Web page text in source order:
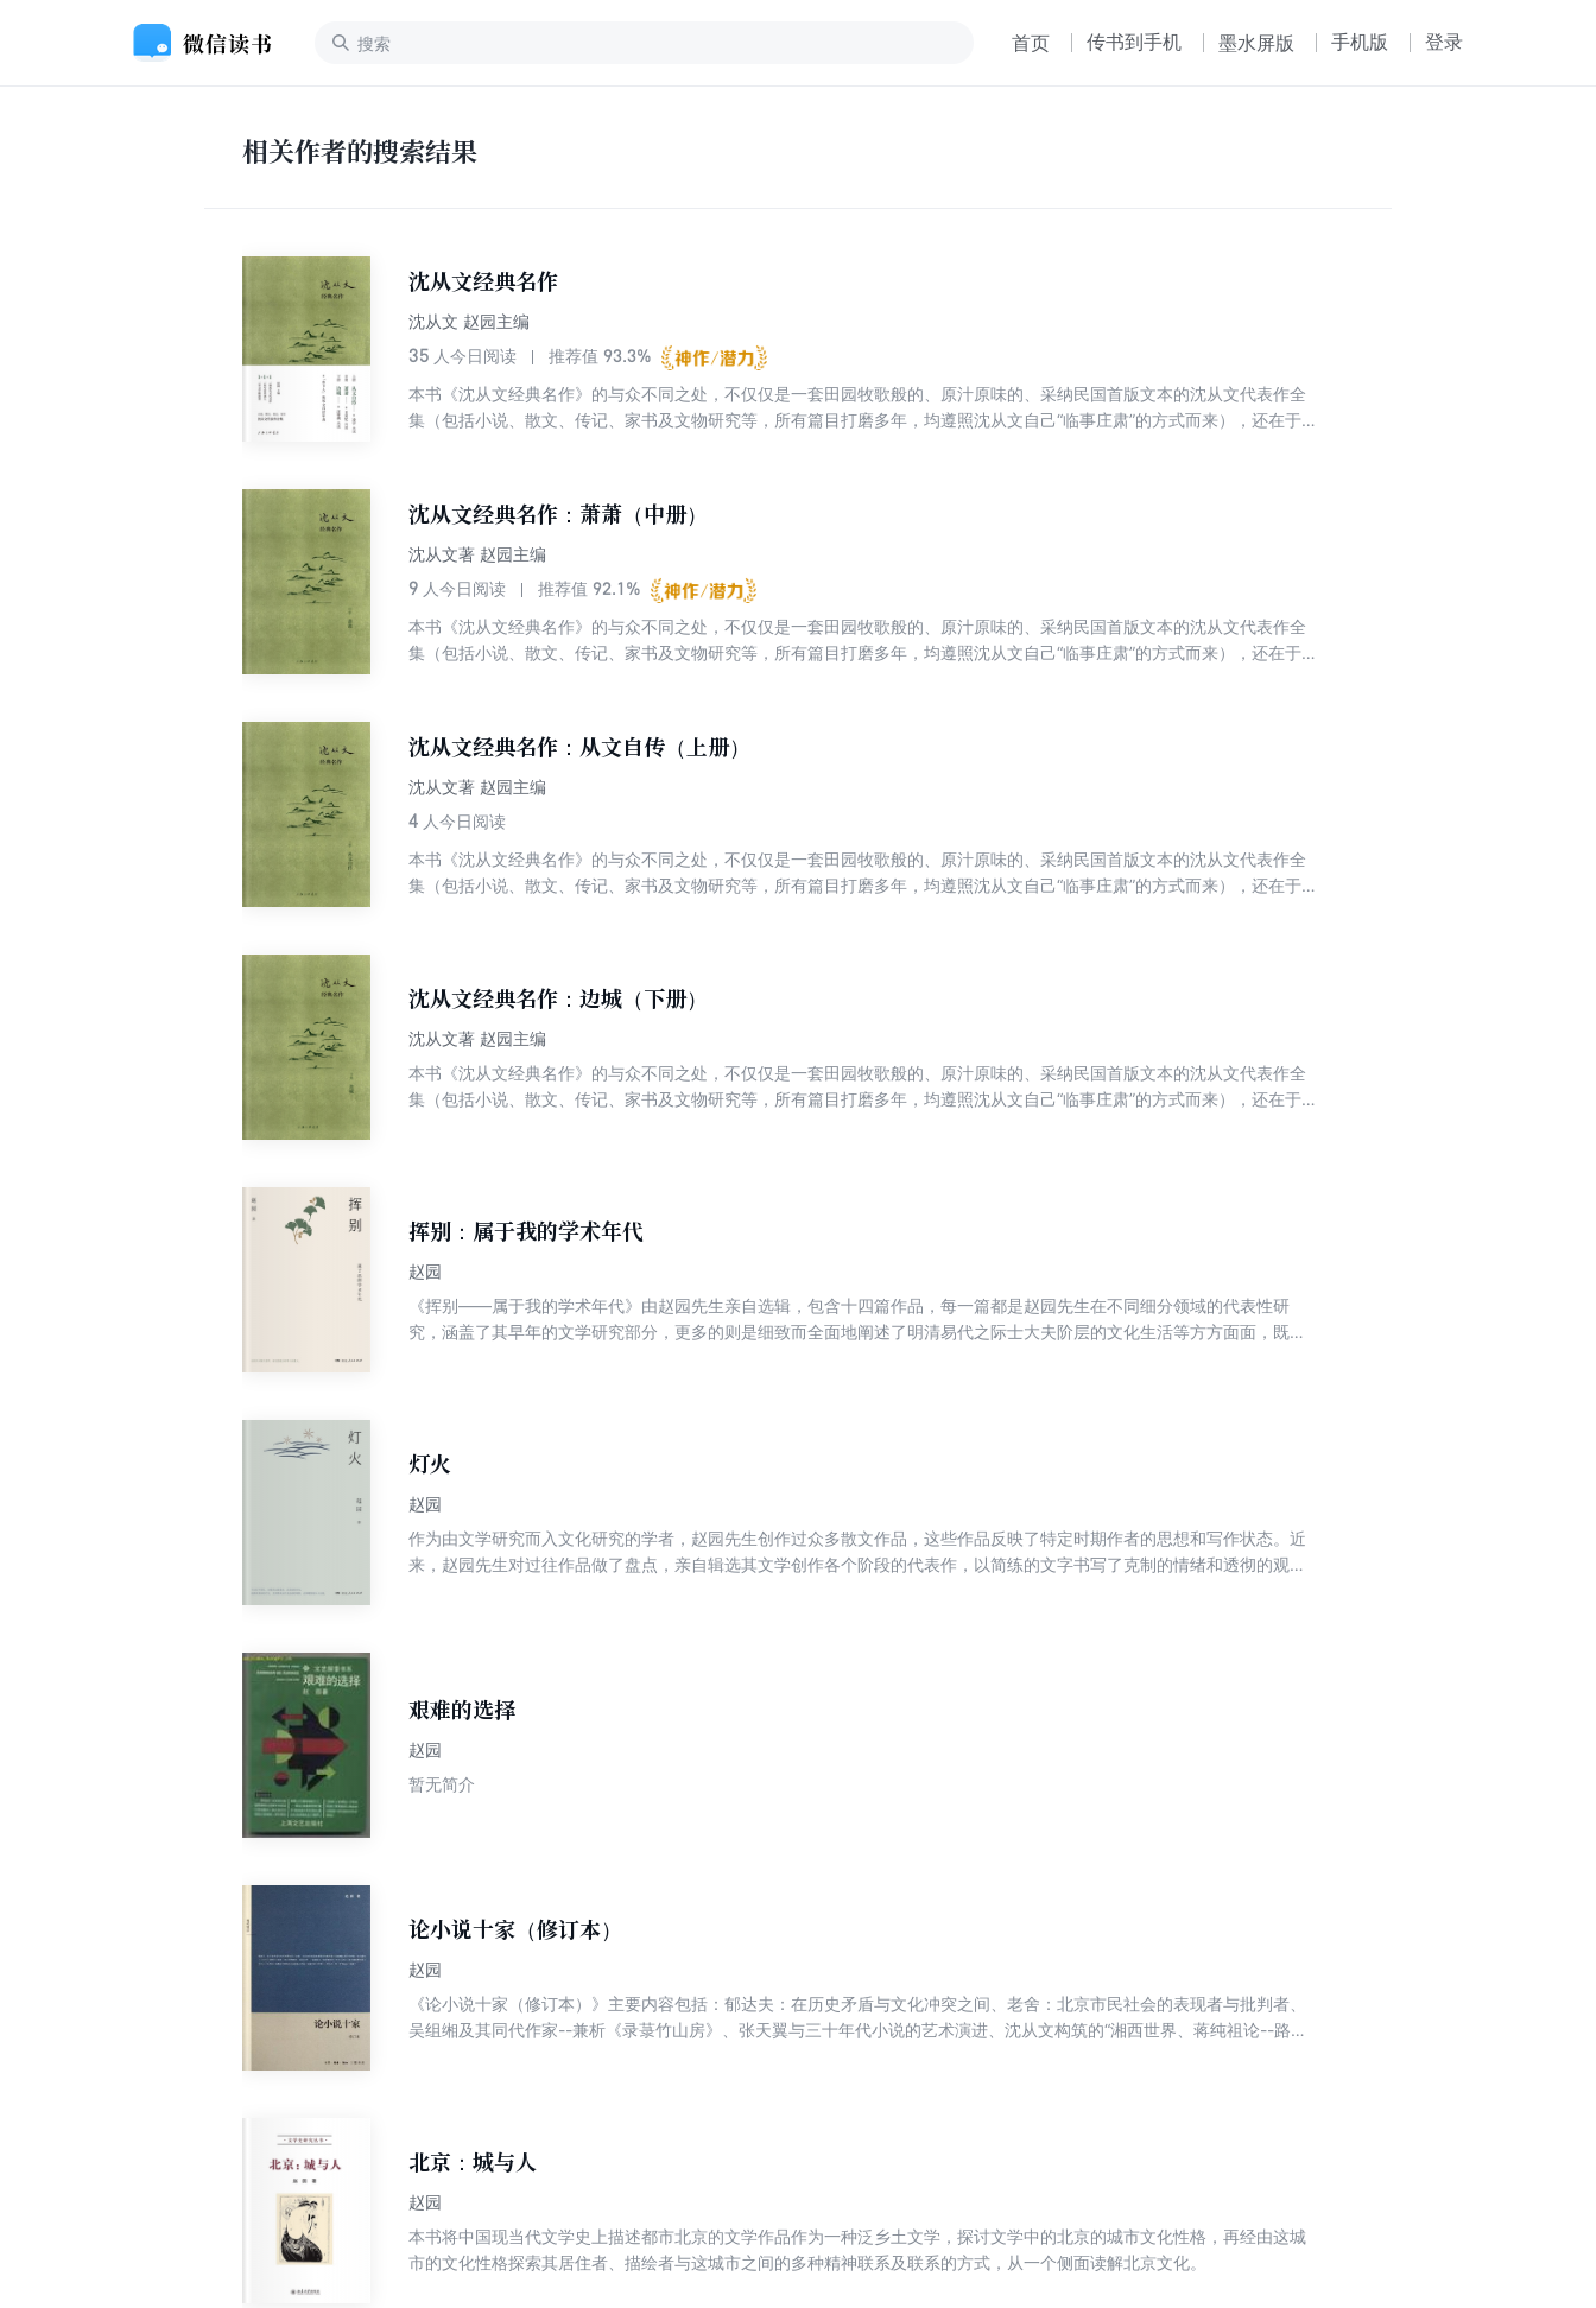
首页 传书到手机 墨水屏版 手机版 登录
相关作者的搜索结果
沈从文经典名作
沈从文 赵园主编
35 人今日阅读 推荐值 93.3%
本书《沈从文经典名作》的与众不同之处，不仅仅是一套田园牧歌般的、原汁原味的、采纳民国首版文本的沈从文代表作全
集（包括小说、散文、传记、家书及文物研究等，所有篇目打磨多年，均遵照沈从文自己“临事庄肃”的方式而来），还在于
沈从文经典名作：萧萧（中册）
沈从文著 赵园主编
9 人今日阅读 推荐值 92.1%
本书《沈从文经典名作》的与众不同之处，不仅仅是一套田园牧歌般的、原汁原味的、采纳民国首版文本的沈从文代表作全
集（包括小说、散文、传记、家书及文物研究等，所有篇目打磨多年，均遵照沈从文自己“临事庄肃”的方式而来），还在于
沈从文经典名作：从文自传（上册）
沈从文著 赵园主编
4 人今日阅读
本书《沈从文经典名作》的与众不同之处，不仅仅是一套田园牧歌般的、原汁原味的、采纳民国首版文本的沈从文代表作全
集（包括小说、散文、传记、家书及文物研究等，所有篇目打磨多年，均遵照沈从文自己“临事庄肃”的方式而来），还在于
沈从文经典名作：边城（下册）
沈从文著 赵园主编
本书《沈从文经典名作》的与众不同之处，不仅仅是一套田园牧歌般的、原汁原味的、采纳民国首版文本的沈从文代表作全
集（包括小说、散文、传记、家书及文物研究等，所有篇目打磨多年，均遵照沈从文自己“临事庄肃”的方式而来），还在于
挥别：属于我的学术年代
赵园
《挥别——属于我的学术年代》由赵园先生亲自选辑，包含十四篇作品，每一篇都是赵园先生在不同细分领域的代表性研
究，涵盖了其早年的文学研究部分，更多的则是细致而全面地阐述了明清易代之际士大夫阶层的文化生活等方方面面，既从
灯火
赵园
作为由文学研究而入文化研究的学者，赵园先生创作过众多散文作品，这些作品反映了特定时期作者的思想和写作状态。近
来，赵园先生对过往作品做了盘点，亲自辑选其文学创作各个阶段的代表作，以简练的文字书写了克制的情绪和透彻的观
艰难的选择
赵园
暂无简介
论小说十家（修订本）
赵园
《论小说十家（修订本）》主要内容包括：郁达夫：在历史矛盾与文化冲突之间、老舍：北京市民社会的表现者与批判者、
吴组缃及其同代作家--兼析《录菉竹山房》、张天翼与三十年代小说的艺术演进、沈从文构筑的“湘西世界、蒋纯祖论--路翎
北京：城与人
赵园
本书将中国现当代文学史上描述都市北京的文学作品作为一种泛乡土文学，探讨文学中的北京的城市文化性格，再经由这城
市的文化性格探索其居住者、描绘者与这城市之间的多种精神联系及联系的方式，从一个侧面读解北京文化。